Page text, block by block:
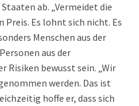
ab. „Vermeidet die
Preis. Es lohnt sich nicht. Es
Menschen aus der
aus der
Risiken bewusst sein. „Wir
werden. Das ist
hoffe er, dass sich